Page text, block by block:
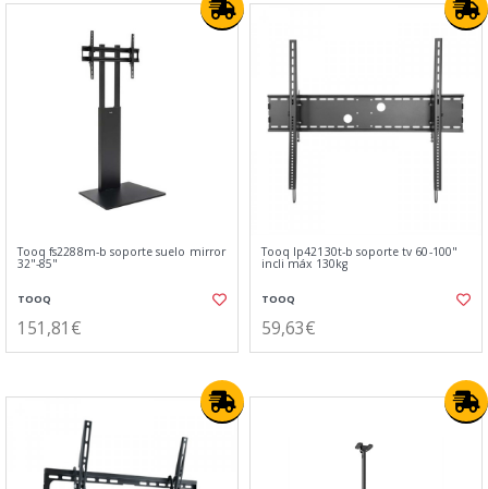
Tooq fs2288m-b soporte suelo mirror
32"-85"
TOOQ
151,81€
Tooq lp42130t-b soporte tv 60-100"
incli máx 130kg
TOOQ
59,63€